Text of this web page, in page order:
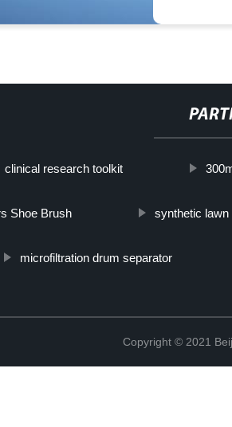
clinical research toolkit
Shoe Brush synthetic
microfiltration drum separator
Copyright © 2021